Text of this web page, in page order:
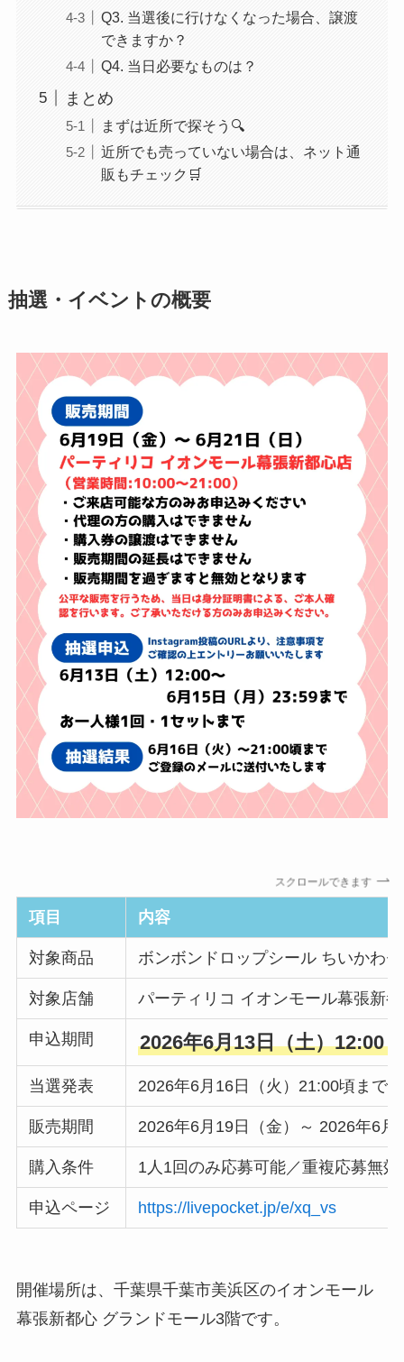
Q3. 当選後に行けなくなった場合、譲渡
できますか？
Q4. 当日必要なものは？
まとめ
まずは近所で探そう🔍
近所でも売っていない場合は、ネット通
販もチェック🛒
抽選・イベントの概要
スクロールできます
項目 内容
対象商品 ボンボンドロップシール ちいかわ
対象店舗 パーティリコ イオンモール幕張新
申込期間 2026年6月13日（土）12:00
当選発表 2026年6月16日（火）21:00頃まで
販売期間 2026年6月19日（金）～ 2026年6月
購入条件 1人1回のみ応募可能／重複応募無
申込ページ https://livepocket.jp/e/xq_vs
開催場所は、千葉県千葉市美浜区のイオンモール
幕張新都心 グランドモール3階です。